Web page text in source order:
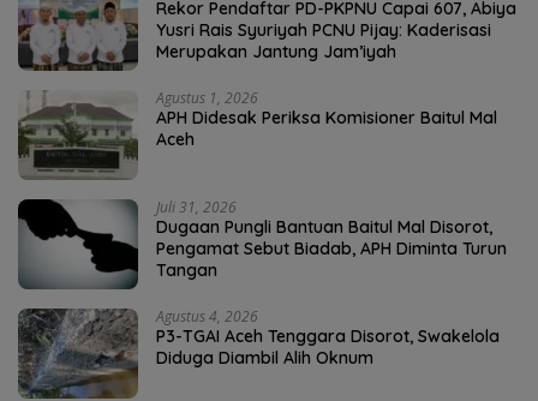
Rekor Pendaftar PD-PKPNU Capai 607, Abiya
Yusri Rais Syuriyah PCNU Pijay: Kaderisasi
Merupakan Jantung Jam’iyah
Agustus 1, 2026
APH Didesak Periksa Komisioner Baitul Mal
Aceh
Juli 31, 2026
Dugaan Pungli Bantuan Baitul Mal Disorot,
Pengamat Sebut Biadab, APH Diminta Turun
Tangan
Agustus 4, 2026
P3-TGAI Aceh Tenggara Disorot, Swakelola
Diduga Diambil Alih Oknum